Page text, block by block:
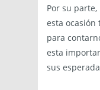
Por su
esta
para
esta
sus